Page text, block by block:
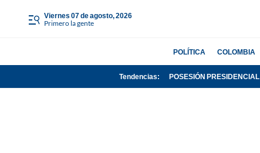
viernes 07 de agosto, 2026
Primero la gente
POLÍTICA COLOMBIA
Tendencias: POSESIÓN PRESIDENCIAL